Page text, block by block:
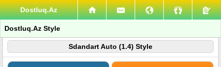
Dostluq.Az
Dostluq.Az Style
Sdandart Auto (1.4) Style